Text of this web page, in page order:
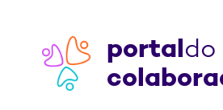
portaldo